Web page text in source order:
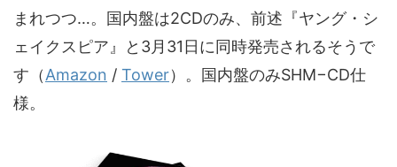
まれつつ…。国内盤は2CDのみ、前述『ヤング・シ
ェイクスピア』と3月31日に同時発売されるそうで
す（Amazon / Tower）。国内盤のみSHM−CD仕
様。